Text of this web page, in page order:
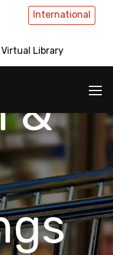
International
Virtual Library
&